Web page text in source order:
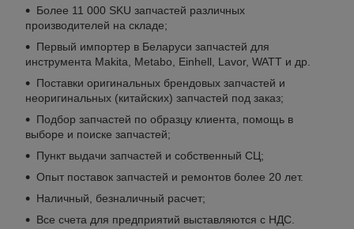
Более 11 000 SKU запчастей различных
производителей на складе;
Первый импортер в Беларуси запчастей для
инструмента Makita, Metabo, Einhell, Lavor, WATT и др.
Поставки оригинальных брендовых запчастей и
неоригинальных (китайских) запчастей под заказ;
Подбор запчастей по образцу клиента, помощь в
выборе и поиске запчастей;
Пункт выдачи запчастей и собственный СЦ;
Опыт поставок запчастей и ремонтов более 20 лет.
Наличный, безналичный расчет;
Все счета для предприятий выставляются с НДС.